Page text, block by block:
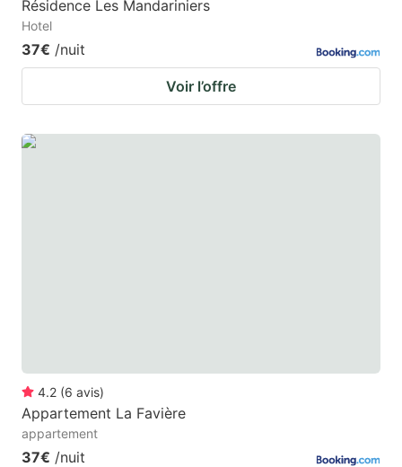
Résidence Les Mandariniers
Hotel
37€ /nuit
Voir l’offre
4.2 (6 avis)
Appartement La Favière
appartement
37€ /nuit